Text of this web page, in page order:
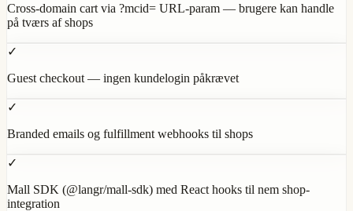
Cross-domain cart via ?mcid= URL-param — brugere kan handle
på tværs af shops
✓
Guest checkout — ingen kundelogin påkrævet
✓
Branded emails og fulfillment webhooks til shops
✓
Mall SDK (@langr/mall-sdk) med React hooks til nem shop-
integration